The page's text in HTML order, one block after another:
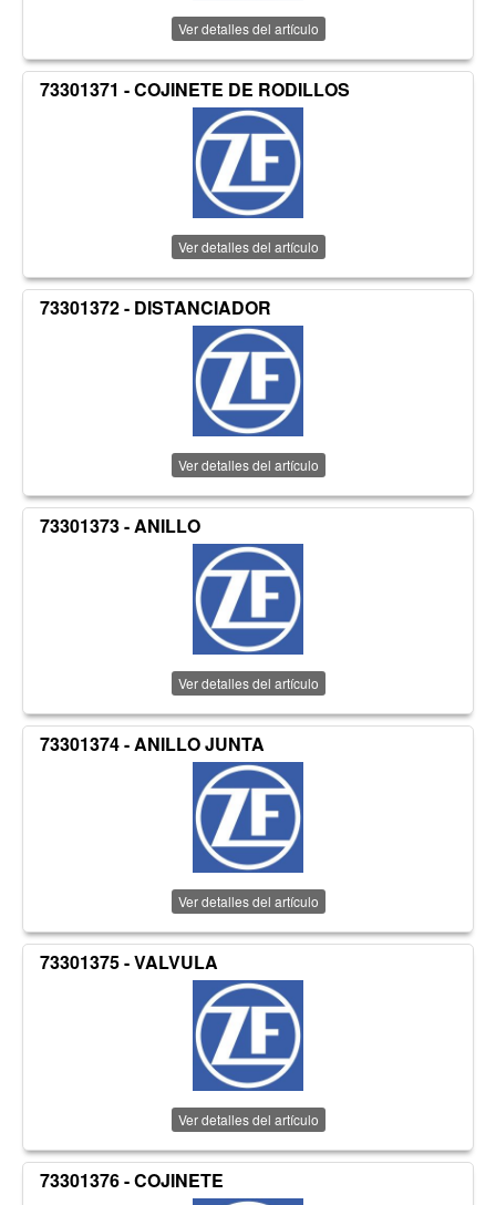
Ver detalles del artículo
73301371 - COJINETE DE RODILLOS
Ver detalles del artículo
73301372 - DISTANCIADOR
Ver detalles del artículo
73301373 - ANILLO
Ver detalles del artículo
73301374 - ANILLO JUNTA
Ver detalles del artículo
73301375 - VALVULA
Ver detalles del artículo
73301376 - COJINETE